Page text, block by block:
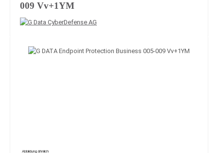
009 Vv+1YM
Bildergalerie überspringen
Abbildung ähnlich